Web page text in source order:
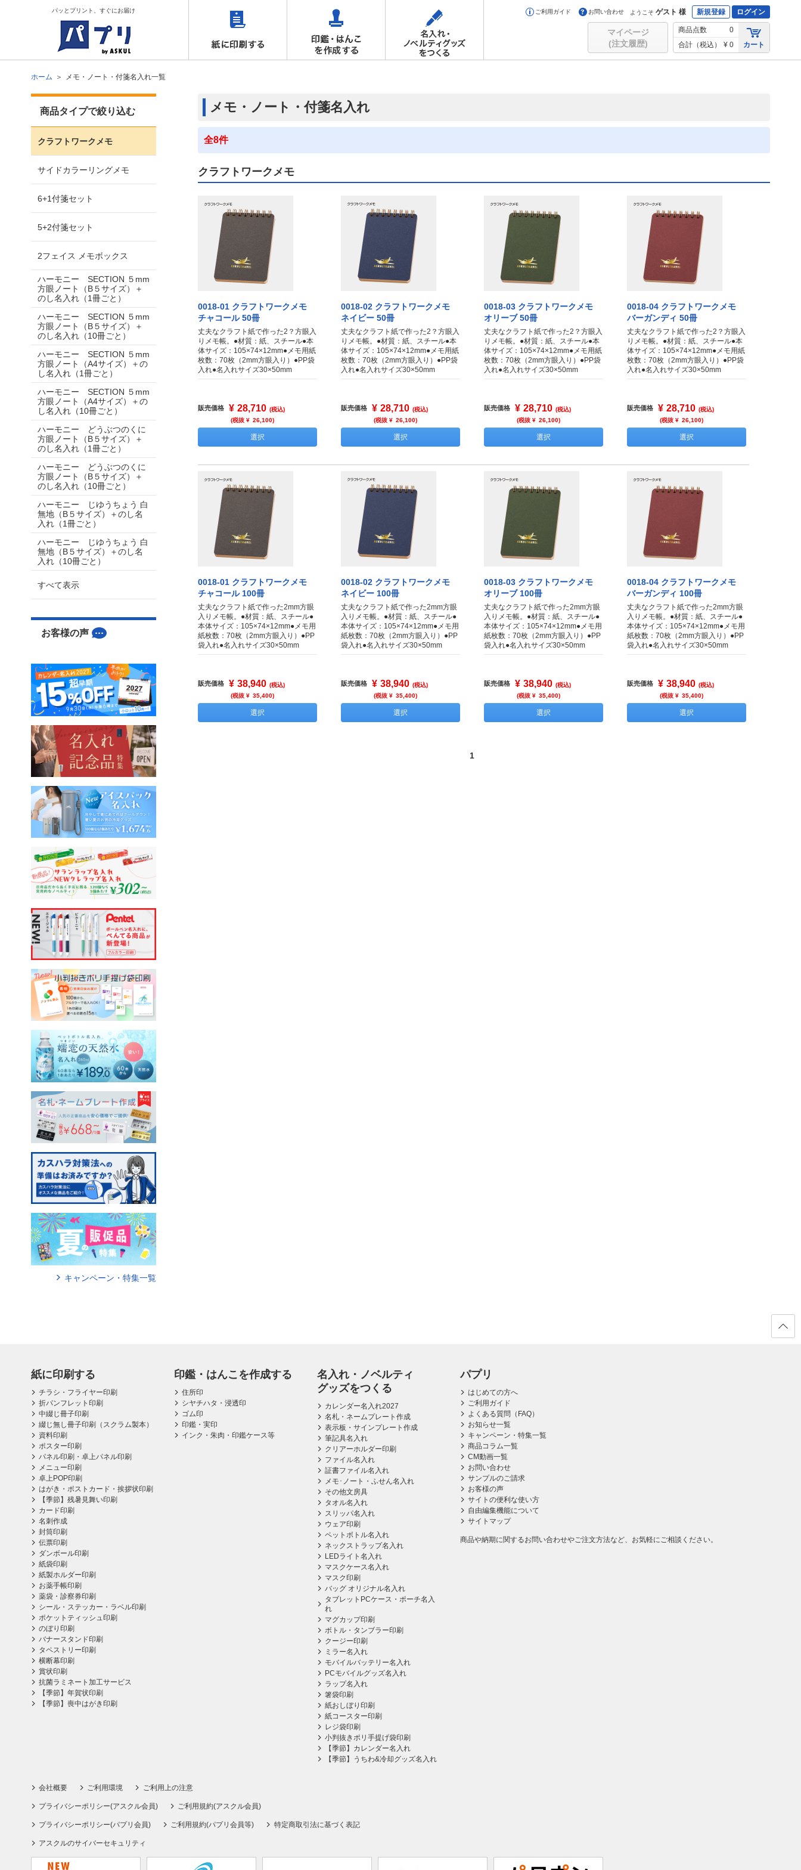
パッとプリント、すぐにお届け ご利用ガイド お問い合わせ ようこそ ゲスト 様 新規登録 ログイン
マイページ
(注文履歴)
商品点数
0
合計（税込）
¥ 0 カート
ホーム メモ・ノート・付箋名入れ一覧
メモ・ノート・付箋名入れ
全8件
クラフトワークメモ
0018-01 クラフトワークメモ
チャコール 50冊
丈夫なクラフト紙で作った2？方眼入
りメモ帳。●材質：紙、スチール●本
体サイズ：105×74×12mm●メモ用紙
枚数：70枚（2mm方眼入り）●PP袋
入れ●名入れサイズ30×50mm
販売価格 ¥ 28,710 (税込)
(税抜 ¥ 26,100)
選択
0018-02 クラフトワークメモ
ネイビー 50冊
丈夫なクラフト紙で作った2？方眼入
りメモ帳。●材質：紙、スチール●本
体サイズ：105×74×12mm●メモ用紙
枚数：70枚（2mm方眼入り）●PP袋
入れ●名入れサイズ30×50mm
販売価格 ¥ 28,710 (税込)
(税抜 ¥ 26,100)
選択
0018-03 クラフトワークメモ
オリーブ 50冊
丈夫なクラフト紙で作った2？方眼入
りメモ帳。●材質：紙、スチール●本
体サイズ：105×74×12mm●メモ用紙
枚数：70枚（2mm方眼入り）●PP袋
入れ●名入れサイズ30×50mm
販売価格 ¥ 28,710 (税込)
(税抜 ¥ 26,100)
選択
0018-04 クラフトワークメモ
バーガンディ 50冊
丈夫なクラフト紙で作った2？方眼入
りメモ帳。●材質：紙、スチール●本
体サイズ：105×74×12mm●メモ用紙
枚数：70枚（2mm方眼入り）●PP袋
入れ●名入れサイズ30×50mm
販売価格 ¥ 28,710 (税込)
(税抜 ¥ 26,100)
選択
0018-01 クラフトワークメモ
チャコール 100冊
丈夫なクラフト紙で作った2mm方眼
入りメモ帳。●材質：紙、スチール●
本体サイズ：105×74×12mm●メモ用
紙枚数：70枚（2mm方眼入り）●PP
袋入れ●名入れサイズ30×50mm
販売価格 ¥ 38,940 (税込)
(税抜 ¥ 35,400)
選択
0018-02 クラフトワークメモ
ネイビー 100冊
丈夫なクラフト紙で作った2mm方眼
入りメモ帳。●材質：紙、スチール●
本体サイズ：105×74×12mm●メモ用
紙枚数：70枚（2mm方眼入り）●PP
袋入れ●名入れサイズ30×50mm
販売価格 ¥ 38,940 (税込)
(税抜 ¥ 35,400)
選択
0018-03 クラフトワークメモ
オリーブ 100冊
丈夫なクラフト紙で作った2mm方眼
入りメモ帳。●材質：紙、スチール●
本体サイズ：105×74×12mm●メモ用
紙枚数：70枚（2mm方眼入り）●PP
袋入れ●名入れサイズ30×50mm
販売価格 ¥ 38,940 (税込)
(税抜 ¥ 35,400)
選択
0018-04 クラフトワークメモ
バーガンディ 100冊
丈夫なクラフト紙で作った2mm方眼
入りメモ帳。●材質：紙、スチール●
本体サイズ：105×74×12mm●メモ用
紙枚数：70枚（2mm方眼入り）●PP
袋入れ●名入れサイズ30×50mm
販売価格 ¥ 38,940 (税込)
(税抜 ¥ 35,400)
選択
1
商品タイプで絞り込む
クラフトワークメモ
サイドカラーリングメモ
6+1付箋セット
5+2付箋セット
2フェイス メモボックス
ハーモニー SECTION ５mm
方眼ノート（B５サイズ）＋
のし名入れ（1冊ごと）
ハーモニー SECTION ５mm
方眼ノート（B５サイズ）＋
のし名入れ（10冊ごと）
ハーモニー SECTION ５mm
方眼ノート（A4サイズ）＋の
し名入れ（1冊ごと）
ハーモニー SECTION ５mm
方眼ノート（A4サイズ）＋の
し名入れ（10冊ごと）
ハーモニー どうぶつのくに
方眼ノート（B５サイズ）＋
のし名入れ（1冊ごと）
ハーモニー どうぶつのくに
方眼ノート（B５サイズ）＋
のし名入れ（10冊ごと）
ハーモニー じゆうちょう 白
無地（B５サイズ）＋のし名
入れ（1冊ごと）
ハーモニー じゆうちょう 白
無地（B５サイズ）＋のし名
入れ（10冊ごと）
すべて表示
お客様の声
キャンペーン・特集一覧
紙に印刷する
チラシ・フライヤー印刷
折パンフレット印刷
中綴じ冊子印刷
綴じ無し冊子印刷（スクラム製本）
資料印刷
ポスター印刷
パネル印刷・卓上パネル印刷
メニュー印刷
卓上POP印刷
はがき・ポストカード・挨拶状印刷
【季節】残暑見舞い印刷
カード印刷
名刺作成
封筒印刷
伝票印刷
ダンボール印刷
紙袋印刷
紙製ホルダー印刷
お薬手帳印刷
薬袋・診察券印刷
シール・ステッカー・ラベル印刷
ポケットティッシュ印刷
のぼり印刷
バナースタンド印刷
タペストリー印刷
横断幕印刷
賞状印刷
抗菌ラミネート加工サービス
【季節】年賀状印刷
【季節】喪中はがき印刷
印鑑・はんこを作成する
住所印
シヤチハタ・浸透印
ゴム印
印鑑・実印
インク・朱肉・印鑑ケース等
名入れ・ノベルティ
グッズをつくる
カレンダー名入れ2027
名札・ネームプレート作成
表示板・サインプレート作成
筆記具名入れ
クリアーホルダー印刷
ファイル名入れ
証書ファイル名入れ
メモ･ノート・ふせん名入れ
その他文房具
タオル名入れ
スリッパ名入れ
ウェア印刷
ペットボトル名入れ
ネックストラップ名入れ
LEDライト名入れ
マスクケース名入れ
マスク印刷
バッグ オリジナル名入れ
タブレットPCケース・ポーチ名入
れ
マグカップ印刷
ボトル・タンブラー印刷
クージー印刷
ミラー名入れ
モバイルバッテリー名入れ
PCモバイルグッズ名入れ
ラップ名入れ
箸袋印刷
紙おしぼり印刷
紙コースター印刷
レジ袋印刷
小判抜きポリ手提げ袋印刷
【季節】カレンダー名入れ
【季節】うちわ&冷却グッズ名入れ
パプリ
はじめての方へ
ご利用ガイド
よくある質問（FAQ）
お知らせ一覧
キャンペーン・特集一覧
商品コラム一覧
CM動画一覧
お問い合わせ
サンプルのご請求
お客様の声
サイトの便利な使い方
自由編集機能について
サイトマップ
商品や納期に関するお問い合わせやご注文方法など、お気軽にご相談ください。
会社概要 ご利用環境 ご利用上の注意
プライバシーポリシー(アスクル会員) ご利用規約(アスクル会員)
プライバシーポリシー(パプリ会員) ご利用規約(パプリ会員等) 特定商取引法に基づく表記
アスクルのサイバーセキュリティ